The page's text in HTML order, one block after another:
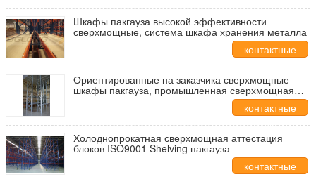
Шкафы пакгауза высокой эффективности
сверхмощные, система шкафа хранения металла
контактные
данные
Ориентированные на заказчика сверхмощные
шкафы пакгауза, промышленная сверхмощная
контактные
данные
Холоднопрокатная сверхмощная аттестация
блоков ISO9001 Shelving пакгауза
контактные